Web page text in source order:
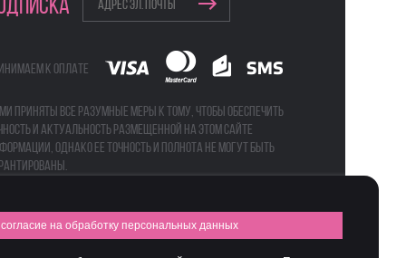
к оплате
приняты все разумные меры к тому, чтобы обеспечить
и актуальность размещенной на этом сайте
однако ее точность и полнота не могут быть
Бьюти-боксы
на обработку персональных данных